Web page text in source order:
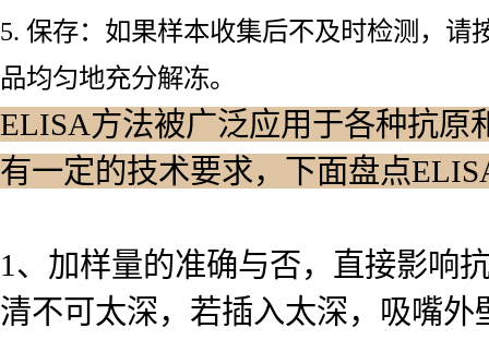
5. 保存：如果样本收集后不及时检测，
品均匀地充分解冻。
ELISA方法被广泛应用于各种抗原
有一定的技术要求，下面盘点
1、加样量的准确与否，直接影响
清不可太深，若插入太深，吸嘴